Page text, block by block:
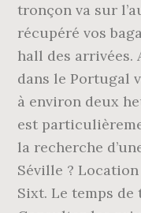
tronçon va sur
récupéré vos
hall des arrivées.
dans le Portugal
à environ deux
est
la recherche
Séville ?
Sixt. Le temps de